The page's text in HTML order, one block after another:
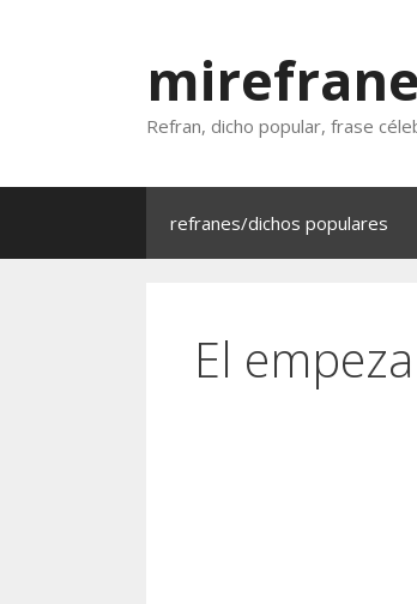
Refran, dicho popular, frase
refranes/dichos populares
El